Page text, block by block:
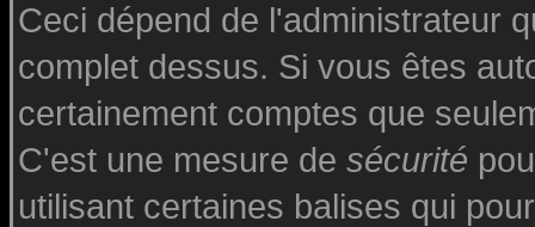
Ceci dépend de l'administrateur
complet dessus. Si vous êtes
certainement comptes que
C'est une mesure de sécurité
utilisant certaines balises qui